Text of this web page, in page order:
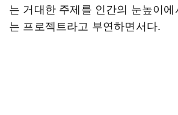
는 거대한 주제를 인간의 눈높이
는 프로젝트라고 부연하면서다.